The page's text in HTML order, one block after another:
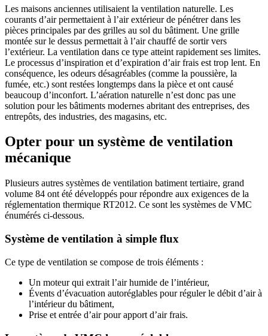
Les maisons anciennes utilisaient la ventilation naturelle. Les
courants d’air permettaient à l’air extérieur de pénétrer dans les
pièces principales par des grilles au sol du bâtiment. Une grille
montée sur le dessus permettait à l’air chauffé de sortir vers
l’extérieur. La ventilation dans ce type atteint rapidement ses limites.
Le processus d’inspiration et d’expiration d’air frais est trop lent. En
conséquence, les odeurs désagréables (comme la poussière, la
fumée, etc.) sont restées longtemps dans la pièce et ont causé
beaucoup d’inconfort. L’aération naturelle n’est donc pas une
solution pour les bâtiments modernes abritant des entreprises, des
entrepôts, des industries, des magasins, etc.
Opter pour un système de ventilation
mécanique
Plusieurs autres systèmes de ventilation batiment tertiaire, grand
volume 84 ont été développés pour répondre aux exigences de la
réglementation thermique RT2012. Ce sont les systèmes de VMC
énumérés ci-dessous.
Système de ventilation à simple flux
Ce type de ventilation se compose de trois éléments :
Un moteur qui extrait l’air humide de l’intérieur,
Évents d’évacuation autoréglables pour réguler le débit d’air à
l’intérieur du bâtiment,
Prise et entrée d’air pour apport d’air frais.